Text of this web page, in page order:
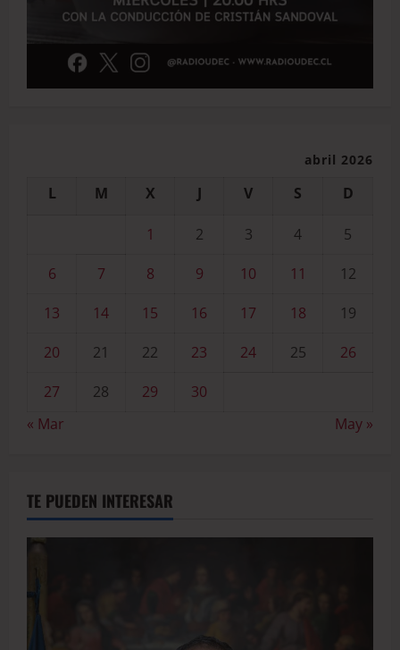
abril 2026
L M X J V S D
1 2 3 4
5
6
7 8 9 10 11
12
13
14 15 16 17 18
19
20
21 22 23 24 25
26
27
28 29
30
« Mar
May »
TE PUEDEN INTERESAR